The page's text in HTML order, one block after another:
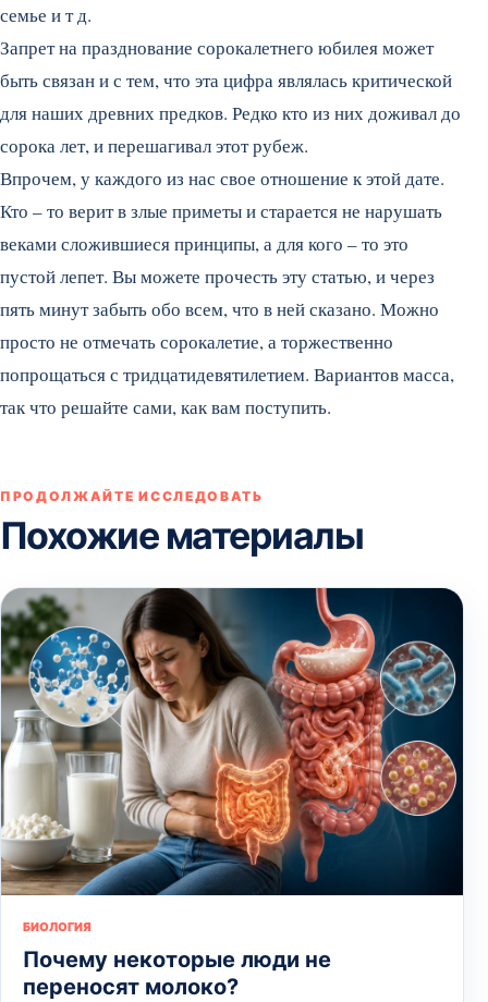
семье и т д.
Запрет на празднование сорокалетнего юбилея может
быть связан и с тем, что эта цифра являлась критической
для наших древних предков. Редко кто из них доживал до
сорока лет, и перешагивал этот рубеж.
Впрочем, у каждого из нас свое отношение к этой дате.
Кто – то верит в злые приметы и старается не нарушать
веками сложившиеся принципы, а для кого – то это
пустой лепет. Вы можете прочесть эту статью, и через
пять минут забыть обо всем, что в ней сказано. Можно
просто не отмечать сорокалетие, а торжественно
попрощаться с тридцатидевятилетием. Вариантов масса,
так что решайте сами, как вам поступить.
ПРОДОЛЖАЙТЕ ИССЛЕДОВАТЬ
Похожие материалы
БИОЛОГИЯ
Почему некоторые люди не
переносят молоко?